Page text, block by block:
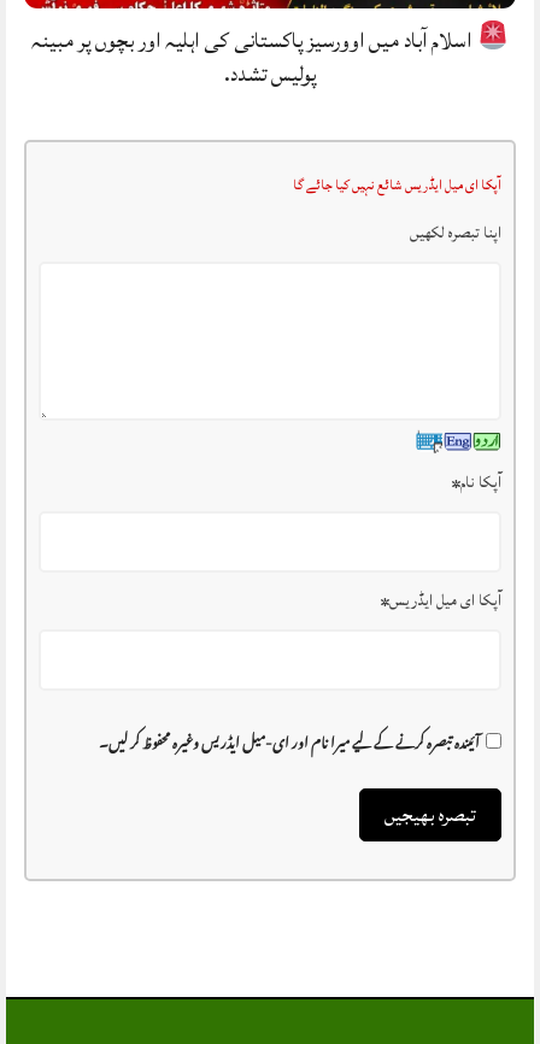
اسلام آباد میں اوورسیز پاکستانی کی اہلیہ اور بچوں پر مبینہ
پولیس تشدد.
آپکا ای میل ایڈریس شائع نہیں کیا جائے گا
اپنا تبصرہ لکھیں
آپکا نام*
آپکا ای میل ایڈریس*
آئیندہ تبصرہ کرنے کے لیے میرا نام اور ای-میل ایڈریس وغیرہ محفوظ کر لیں۔